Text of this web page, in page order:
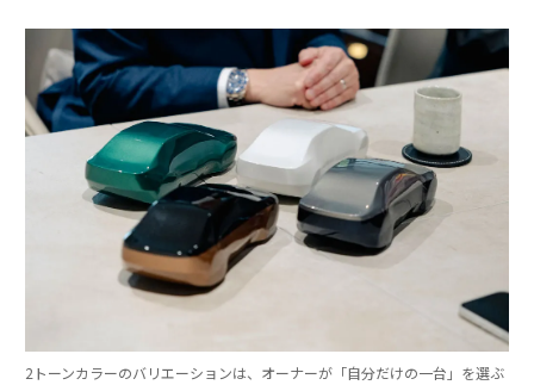
2トーンカラーのバリエーションは、オーナーが「自分だけの一台」を選ぶ